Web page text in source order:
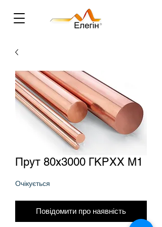
Прут 80х3000 ГКРХХ М1
Очікується
Повідомити про наявність